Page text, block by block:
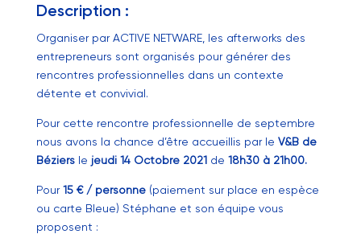
Description :
Organiser par ACTIVE NETWARE, les afterworks des
entrepreneurs sont organisés pour générer des
rencontres professionnelles dans un contexte
détente et convivial.
Pour cette rencontre professionnelle de septembre
nous avons la chance d’être accueillis par le V&B de
Béziers le jeudi 14 Octobre 2021 de 18h30 à 21h00.
Pour15 € / personne(paiement sur place en espèce
ou carte Bleue) Stéphane et son équipe vous
proposent :